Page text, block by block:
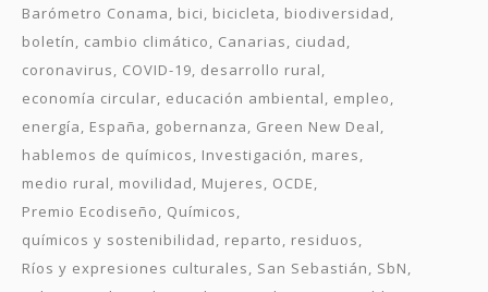
Barómetro Conama
bici bicicleta
biodiversidad
boletín
cambio climático Canarias
ciudad
coronavirus
COVID-19 desarrollo rural
economía circular educación ambiental
empleo
energía
España gobernanza
Green New Deal
hablemos de químicos
Investigación
mares
medio rural
movilidad Mujeres
OCDE
Premio Ecodiseño
Químicos
químicos y sostenibilidad
reparto
residuos
Ríos y expresiones culturales
San Sebastián
SbN